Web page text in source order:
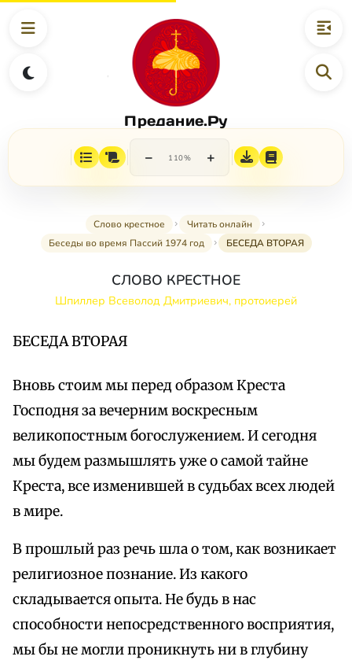
Предание.Ру
− 110% +
Слово крестное
Читать онлайн
Беседы во время Пассий 1974 год
БЕСЕДА ВТОРАЯ
СЛОВО КРЕСТНОЕ
Шпиллер Всеволод Дмитриевич, протоиерей
БЕСЕДА ВТОРАЯ
Вновь стоим мы перед образом Креста
Господня за вечерним воскресным
великопостным богослужением. И сегодня
мы будем размышлять уже о самой тайне
Креста, все изменившей в судьбах всех людей
в мире.
В прошлый раз речь шла о том, как возникает
религиозное познание. Из какого
складывается опыта. Не будь в нас
способности непосредственного восприятия,
мы бы не могли проникнуть ни в глубину